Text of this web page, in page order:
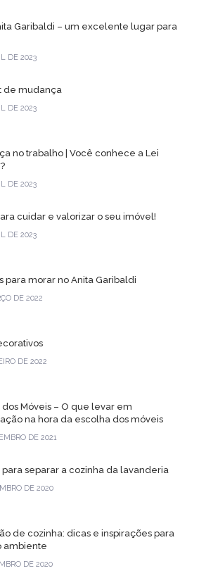
Garibaldi – um excelente lugar para
DE 2023
de mudança
DE 2023
no trabalho | Você conhece a Lei
DE 2023
cuidar e valorizar o seu imóvel!
DE 2023
para morar no Anita Garibaldi
DE 2022
DE 2022
dos Móveis – O que levar em
na hora da escolha dos móveis
DE 2021
para separar a cozinha da lavanderia
DE 2020
de cozinha: dicas e inspirações para
ambiente
DE 2020